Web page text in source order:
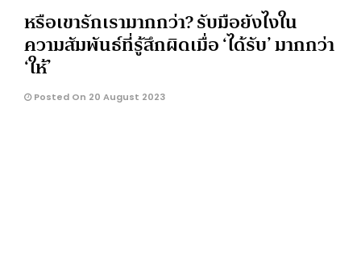
หรือเขารักเรามากกว่า? รับมือยังไงใน
ความสัมพันธ์ที่รู้สึกผิดเมื่อ ‘ได้รับ’ มากกว่า
‘ให้’
Posted On 20 August 2023